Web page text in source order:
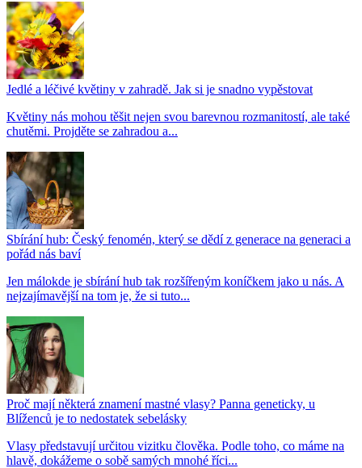
Jedlé a léčivé květiny v zahradě. Jak si je snadno vypěstovat
Květiny nás mohou těšit nejen svou barevnou rozmanitostí, ale také
chutěmi. Projděte se zahradou a...
Sbírání hub: Český fenomén, který se dědí z generace na generaci a
pořád nás baví
Jen málokde je sbírání hub tak rozšířeným koníčkem jako u nás. A
nejzajímavější na tom je, že si tuto...
Proč mají některá znamení mastné vlasy? Panna geneticky, u
Blíženců je to nedostatek sebelásky
Vlasy představují určitou vizitku člověka. Podle toho, co máme na
hlavě, dokážeme o sobě samých mnohé říci...